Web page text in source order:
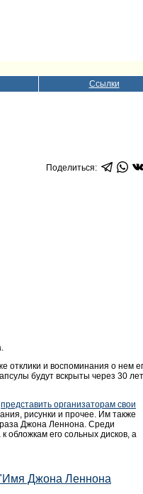
Ссылки
Поделиться:
отклики и воспоминания о нем
будут вскрыты через 30
представить организаторам свои
рисунки и прочее. Им также
Джона Леннона. Среди
обложкам его сольных дисков, а
Джона Леннона